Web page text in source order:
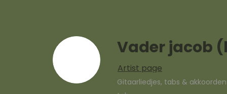
Vader jacob
Artist page
Gitaarliedjes, tabs &